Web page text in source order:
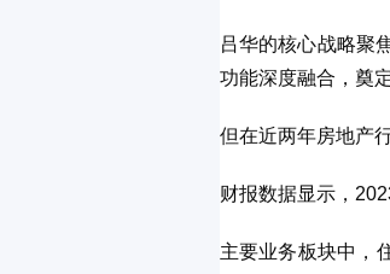
吕华的核心战略聚
功能深度融合，奠
但在近两年房地产
财报数据显示，
主要业务板块中，